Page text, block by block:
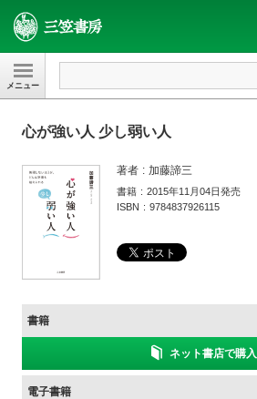
三笠書房
心が強い人 少し弱い人
著者 加藤諦三
書籍
2015年11月04日発売
ISBN
9784837926115
書籍
ネット書店で購入
電子書籍